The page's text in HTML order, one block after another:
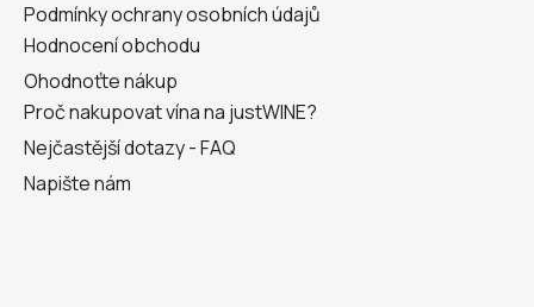
Podmínky ochrany osobních údajů
Hodnocení obchodu
Ohodnoťte nákup
Proč nakupovat vína na justWINE?
Nejčastější dotazy - FAQ
Napište nám